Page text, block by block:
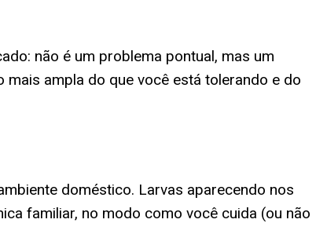
não é um problema pontual, mas um
ampla do que você está tolerando e do
doméstico. Larvas aparecendo nos
familiar, no modo como você cuida (ou não